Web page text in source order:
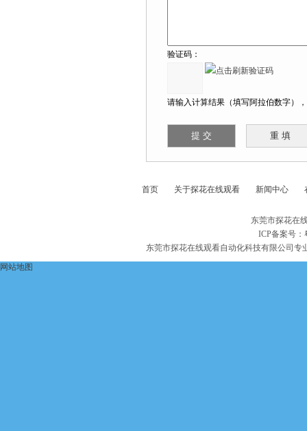
验证码：
请输入计算结果（填写阿拉伯数字），
首页 关于探花在线观看 新闻中心
东莞市探花在
ICP备案号：
东莞市探花在线观看自动化科技有限公司专
网站地图